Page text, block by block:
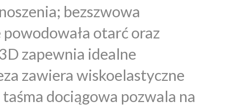
bezszwowa
otarć oraz
zapewnia idealne
zawiera wiskoelastyczne
dociągowa pozwala na